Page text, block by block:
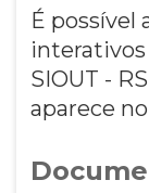
É possível
interativos
SIOUT -
aparece